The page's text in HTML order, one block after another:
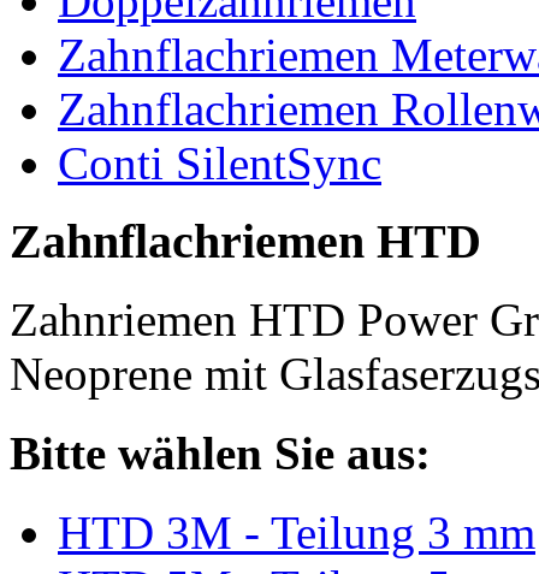
Zahnflachriemen
Zahnflachriemen
Conti SilentSync
Zahnflachriemen HTD
Zahnriemen HTD Power
Neoprene mit
Bitte wählen Sie aus:
HTD 3M - Teilung 3 mm